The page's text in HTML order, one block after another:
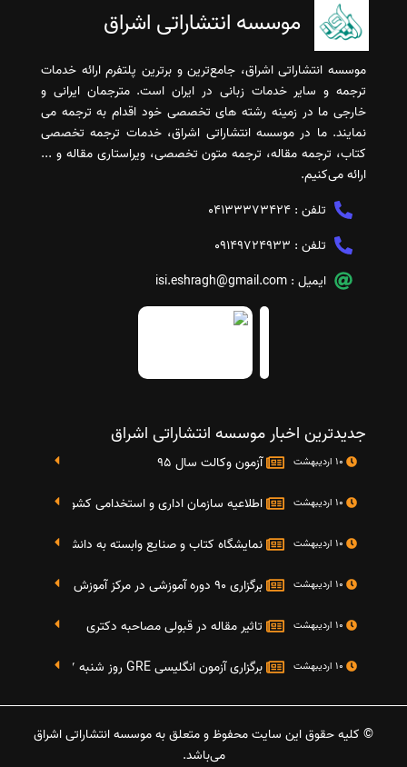
موسسه انتشاراتی اشراق
موسسه انتشاراتی اشراق، جامع‌ترین و برترین پلتفرم ارائه خدمات
ترجمه و سایر خدمات زبانی در ایران است. مترجمان ایرانی و
خارجی ما در زمینه رشته های تخصصی خود اقدام به ترجمه می
نمایند. ما در موسسه انتشاراتی اشراق، خدمات ترجمه تخصصی
کتاب، ترجمه مقاله، ترجمه متون تخصصی، ویراستاری مقاله و ...
ارائه می‌کنیم.
تلفن : 04133373424
تلفن : 09149724933
ایمیل : isi.eshragh@gmail.com
جدیدترین اخبار موسسه انتشاراتی اشراق
آزمون وکالت سال 95
اطلاعیه سازمان اداری و استخدامی کشور در خصوص
نمایشگاه کتاب و صنایع وابسته به دانشگاه صنعتی شریف 4 الی 8 مهر
برگزاری 90 دوره آموزشی در مرکز آموزش فرهنگی دانشگاه علامه
تاثیر مقاله در قبولی مصاحبه دکتری
برگزاری آزمون انگلیسی GRE روز شنبه 27 شهریور(مقارن با 17 سپتامبر 2016)
© کلیه حقوق این سایت محفوظ و متعلق به موسسه انتشاراتی اشراق
می‌باشد.